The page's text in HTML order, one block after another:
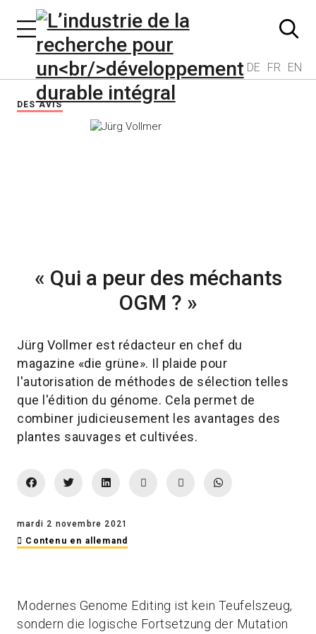
DE FR EN
DES AVIS
« Qui a peur des méchants
OGM ? »
Jürg Vollmer est rédacteur en chef du
magazine «die grüne». Il plaide pour
l'autorisation de méthodes de sélection telles
que l'édition du génome. Cela permet de
combiner judicieusement les avantages des
plantes sauvages et cultivées.
mardi 2 novembre 2021
Contenu en allemand
Modernes Genome Editing ist kein Teufelszeug,
sondern die logische Fortsetzung der Mutation